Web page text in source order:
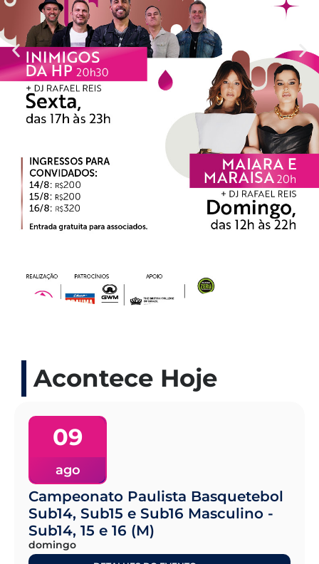
Acontece Hoje
09
ago
Campeonato Paulista Basquetebol
Sub14, Sub15 e Sub16 Masculino -
Sub14, 15 e 16 (M)
domingo